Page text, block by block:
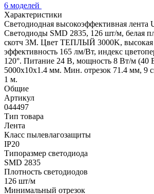
6 моделей
Характеристики
Светодиодная высокоэффективная лента
Светодиоды SMD 2835, 126 шт/м, белая
скотч 3M. Цвет ТЕПЛЫЙ 3000K, высокая
эффективность 165 лм/Вт, индекс
120°. Питание 24 В, мощность 8 Вт/м (40
5000x10x1.4 мм. Мин. отрезок 71.4 мм, 9
1 м.
Общие
Артикул
044497
Тип товара
Лента
Класс пылевлагозащиты
IP20
Типоразмер светодиода
SMD 2835
Плотность светодиодов
126 шт/м
Минимальный отрезок